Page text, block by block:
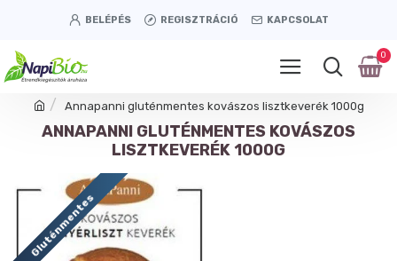
BELÉPÉS REGISZTRÁCIÓ KAPCSOLAT
0
Annapanni gluténmentes kovászos lisztkeverék 1000g
ANNAPANNI GLUTÉNMENTES KOVÁSZOS
LISZTKEVERÉK 1000G
Gluténmentes